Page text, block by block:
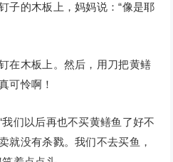
子的木板上，妈妈说：“像是耶
木板上。然后，用刀把黄鳝
可怜啊！
们以后再也不买黄鳝鱼了好不
就没有杀戮。我们不去买鱼，